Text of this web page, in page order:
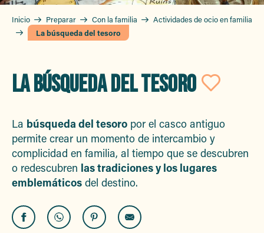
Inicio Preparar Con la familia
Actividades de ocio en familia
La búsqueda del tesoro
LA BÚSQUEDA DEL TESORO
La búsqueda del tesoro por el casco antiguo
permite crear un momento de intercambio y
complicidad en familia, al tiempo que se descubren
o redescubren las tradiciones y los lugares
emblemáticos del destino.